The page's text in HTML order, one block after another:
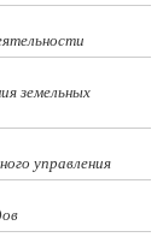
земельных
управления